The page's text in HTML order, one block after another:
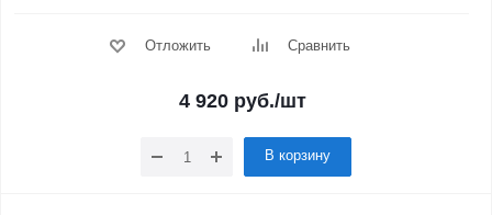
Отложить Сравнить
4 920руб./шт
В корзину